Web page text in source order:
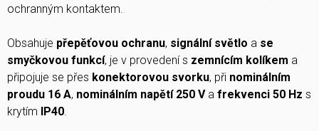
ochranným kontaktem.
Obsahuje přepěťovou ochranu, signální světlo a se
smyčkovou funkcí, je v provedení s zemnícím kolíkem a
připojuje se přes konektorovou svorku, při nominálním
proudu 16 A, nominálním napětí 250 Va frekvenci 50 Hz s
krytím
IP40.